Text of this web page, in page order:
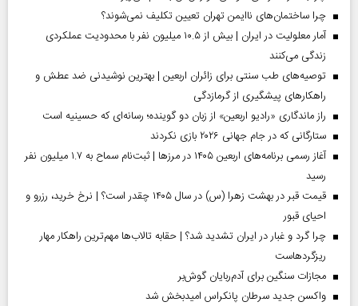
چرا ساختمان‌های ناایمن تهران تعیین تکلیف نمی‌شوند؟
آمار معلولیت در ایران | بیش از ۱۰.۵ میلیون نفر با محدودیت عملکردی
زندگی می‌کنند
توصیه‌های طب سنتی برای زائران اربعین | بهترین نوشیدنی ضد عطش و
راهکارهای پیشگیری از گرمازدگی
راز ماندگاری «رادیو اربعین» از زبان دو گوینده؛ رسانه‌ای که حسینیه است
ستارگانی که در جام جهانی ۲۰۲۶ بازی نکردند
آغاز رسمی برنامه‌های اربعین ۱۴۰۵ در مرز‌ها | ثبت‌نام سماح به ۱.۷ میلیون نفر
رسید
قیمت قبر در بهشت زهرا (س) در سال ۱۴۰۵ چقدر است؟ | نرخ خرید، رزرو و
احیای قبور
چرا گرد و غبار در ایران تشدید شد؟ | حقابه تالاب‌ها مهم‌ترین راهکار مهار
ریزگردهاست
مجازات سنگین برای آدم‌ربایان گوش‌بر
واکسن جدید سرطان پانکراس امیدبخش شد